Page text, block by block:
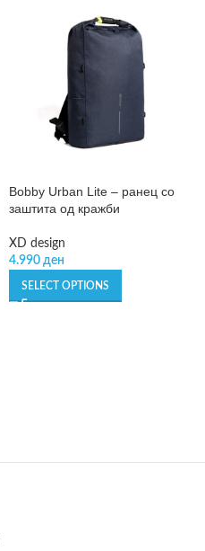
Bobby Urban Lite – ранец со
заштита од кражби
XD design
4.990 ден
SELECT OPTIONS